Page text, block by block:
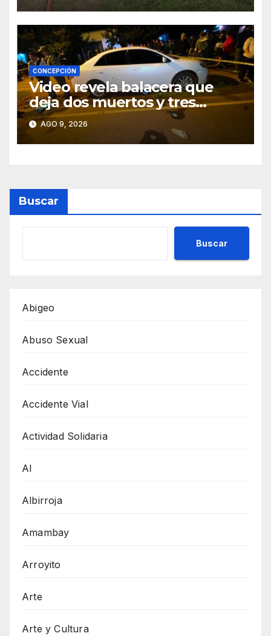
CONCEPCIÓN
Video revela balacera que
deja dos muertos y tres
heridos en Tava’ i, Caazapá
AGO 9, 2026
Buscar
Buscar
Abigeo
Abuso Sexual
Accidente
Accidente Vial
Actividad Solidaria
AI
Albirroja
Amambay
Arroyito
Arte
Arte y Cultura